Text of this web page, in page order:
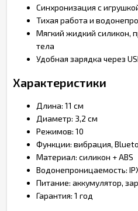
Синхронизация с
Тихая работа и
Мягкий жидкий силикон,
тела
Удобная зарядка через
Характеристики
Длина: 11 см
Диаметр: 3,2 см
Режимов: 10
Функции: вибрация,
Материал: силикон + ABS
Водонепроницаемость:
Питание: аккумулятор,
Гарантия: 1 год